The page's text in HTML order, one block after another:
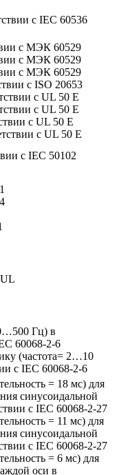
с IEC 60536
с МЭК 60529
с МЭК 60529
с МЭК 60529
с ISO 20653
с UL 50 E
с UL 50 E
с UL 50 E
с UL 50 E
с IEC 50102
Гц) в
60068-2-6
(частота= 2…10
с IEC 60068-2-6
= 18 мс) для
синусоидальной
с IEC 60068-2-27
= 11 мс) для
синусоидальной
с IEC 60068-2-27
= 6 мс) для
оси в